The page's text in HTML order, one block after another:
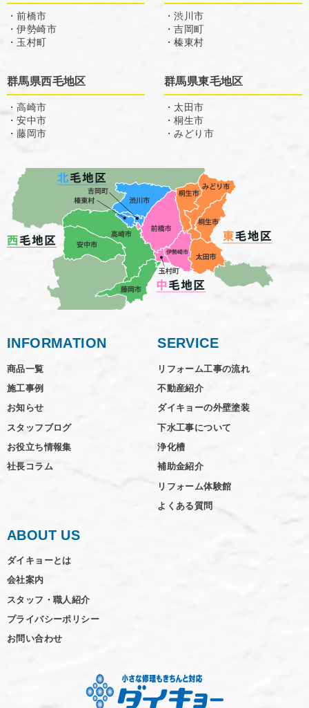
・前橋市
・伊勢崎市
・玉村町
・渋川市
・吉岡町
・榛東村
群馬県西毛地区
・高崎市
・安中市
・藤岡市
群馬県東毛地区
・太田市
・桐生市
・みどり市
INFORMATION
商品一覧
施工事例
お知らせ
スタッフブログ
お役立ち情報集
社長コラム
SERVICE
リフォーム工事の流れ
不動産紹介
ダイキョーの外壁塗装
下水工事について
浄化槽
補助金紹介
リフォーム体験館
よくある質問
ABOUT US
ダイキョーとは
会社案内
スタッフ・職人紹介
プライバシーポリシー
お問い合わせ